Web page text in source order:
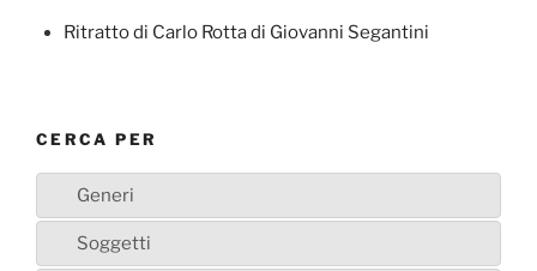
Ritratto di Carlo Rotta di Giovanni Segantini
CERCA PER
Generi
Soggetti